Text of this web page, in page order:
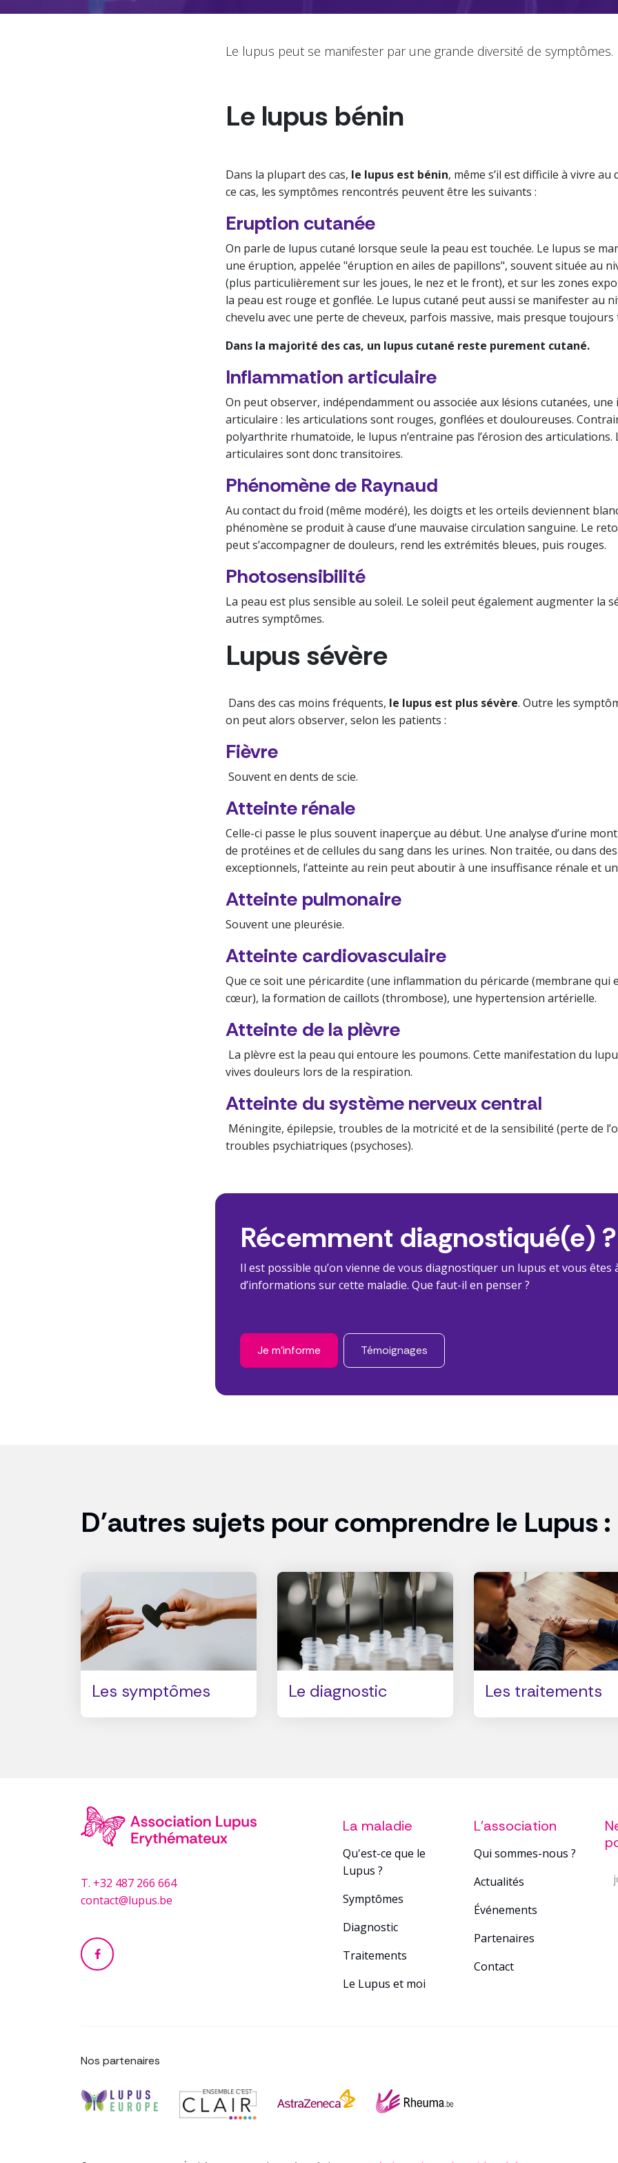
Le lupus peut se manifester par une grande diversité de symptômes.
Le lupus bénin
Dans la plupart des cas, le lupus est bénin, même s’il est difficile à vivre au
ce cas, les symptômes rencontrés peuvent être les suivants :
Eruption cutanée
On parle de lupus cutané lorsque seule la peau est touchée. Le lupus se
une éruption, appelée "éruption en ailes de papillons", souvent située au
(plus particulièrement sur les joues, le nez et le front), et sur les zones
la peau est rouge et gonflée. Le lupus cutané peut aussi se manifester au
chevelu avec une perte de cheveux, parfois massive, mais presque
Dans la majorité des cas, un lupus cutané reste purement cutané.
Inflammation articulaire
On peut observer, indépendamment ou associée aux lésions cutanées,
articulaire : les articulations sont rouges, gonflées et douloureuses.
polyarthrite rhumatoïde, le lupus n’entraine pas l’érosion des articulations.
articulaires sont donc transitoires.
Phénomène de Raynaud
Au contact du froid (même modéré), les doigts et les orteils deviennent
phénomène se produit à cause d’une mauvaise circulation sanguine. Le
peut s’accompagner de douleurs, rend les extrémités bleues, puis rouges.
Photosensibilité
La peau est plus sensible au soleil. Le soleil peut également augmenter la
autres symptômes.
Lupussévère
Dans des cas moins fréquents, le lupus est plus sévère. Outre les
on peut alors observer, selon les patients :
Fièvre
Souvent en dents de scie.
Atteinte rénale
Celle-ci passe le plus souvent inaperçue au début. Une analyse d’urine
de protéines et de cellules du sang dans les urines. Non traitée, ou dans
exceptionnels, l’atteinte au rein peut aboutir à une insuffisance rénale et
Atteinte pulmonaire
Souvent une pleurésie.
Atteinte cardiovasculaire
Que ce soit une péricardite (une inflammation du péricarde (membrane qui
cœur), la formation de caillots (thrombose), une hypertension artérielle.
Atteinte de la plèvre
La plèvre est la peau qui entoure les poumons. Cette manifestation du
vives douleurs lors de la respiration.
Atteinte du système nerveux central
Méningite, épilepsie, troubles de la motricité et de la sensibilité (perte de
troubles psychiatriques (psychoses).
Récemment diagnostiqué(e) ?
Il est possible qu’on vienne de vous diagnostiquer un lupus et vous êtes
d’informations sur cette maladie. Que faut-il en penser ?
Je m'informe Témoignages
D'autres sujets pour comprendre le Lupus :
Les symptômes Le diagnostic Les traitements
T. +32 487 266 664
contact@lupus.be
La maladie
Qu'est-ce que le
Lupus ?
Sym​ptô​mes
Diagnostic
Tra​itements
Le Lupus et moi
L'association
Qui sommes-nous ?
Actualités
Événements
Partenaires
Contact
Nos partenaires